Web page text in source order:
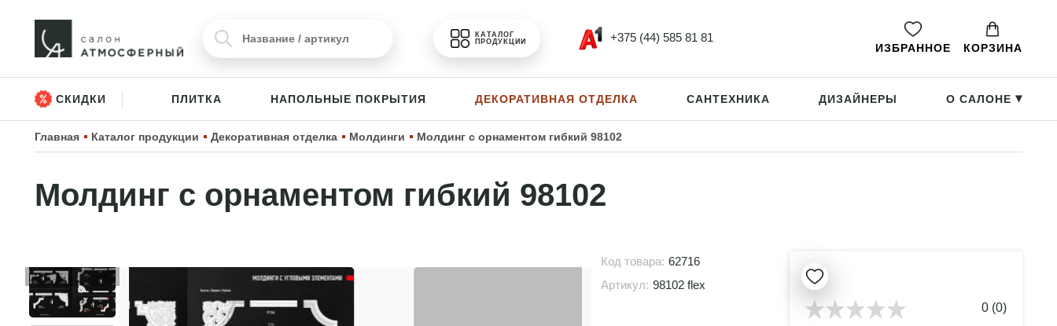
КАТАЛОГ
ПРОДУКЦИИ
+375 (44) 585 81 81
ИЗБРАННОЕ КОРЗИНА
СКИДКИ ПЛИТКА НАПОЛЬНЫЕ ПОКРЫТИЯ ДЕКОРАТИВНАЯ ОТДЕЛКА САНТЕХНИКА ДИЗАЙНЕРЫ О САЛОНЕ ▸
Главная Каталог продукции Декоративная отделка Молдинги Молдинг с орнаментом гибкий 98102
Молдинг с орнаментом гибкий 98102
Код товара: 62716
Артикул: 98102 flex
0 (0)